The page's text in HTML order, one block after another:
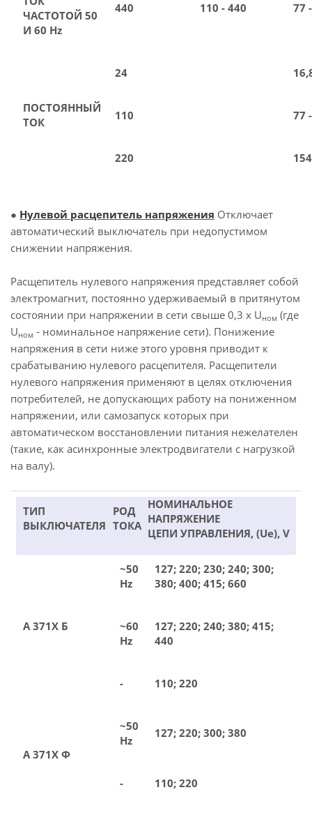
ЧАСТОТОЙ 50
И 60 Hz
440 110 - 440 77
ПОСТОЯННЫЙ
ТОК
24
110 77
220
● Нулевой расцепитель напряжения Отключает
автоматический выключатель при недопустимом
снижении напряжения.
Расщепитель нулевого напряжения представляет собой
электромагнит, постоянно удерживаемый в притянутом
состоянии при напряжении в сети свыше 0,3 х Uном (где
Uном - номинальное напряжение сети). Понижение
напряжения в сети ниже этого уровня приводит к
срабатыванию нулевого расцепителя. Расщепители
нулевого напряжения применяют в целях отключения
потребителей, не допускающих работу на пониженном
напряжении, или самозапуск которых при
автоматическом восстановлении питания нежелателен
(такие, как асинхронные электродвигатели с нагрузкой
на валу).
ТИП
ВЫКЛЮЧАТЕЛЯ
РОД
ТОКА
НОМИНАЛЬНОЕ
НАПРЯЖЕНИЕ
ЦЕПИ УПРАВЛЕНИЯ, (Ue), V
А 371Х Б
~50
Hz
127; 220; 230; 240; 300;
380; 400; 415; 660
~60
Hz
127; 220; 240; 380; 415;
440
- 110; 220
А 371Х Ф
~50
Hz
127; 220; 300; 380
- 110; 220